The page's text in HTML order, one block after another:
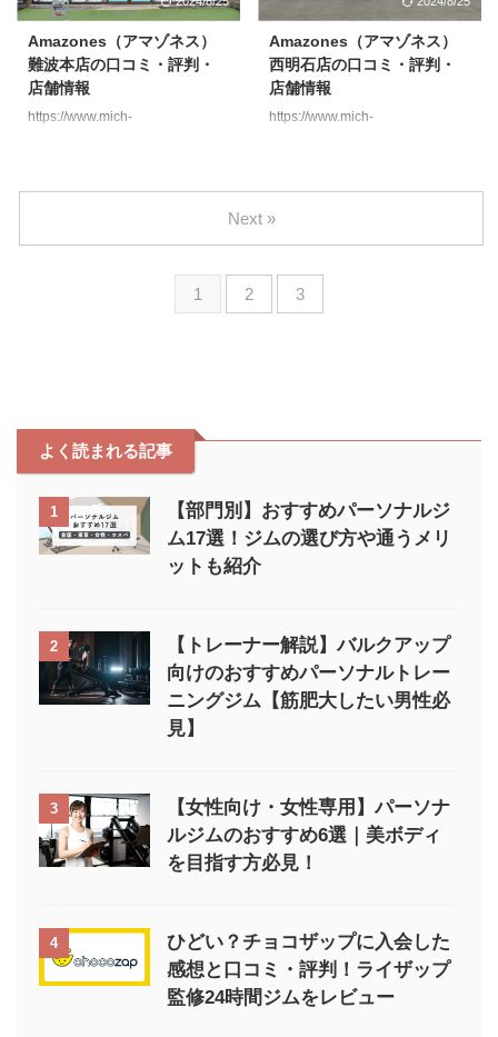
に1日2回通うのは可能です。 た
く、1日2回でも長期間継続でき
る肉体的・精神的な強度を持ち合
わせている方にのみ当てはまる話
です。 ボディメイクにおいては
島線［南林間駅］東口から徒歩5
く 営業時間 24時間営業 スタッフ
在籍：月・火・木・金・土：
11〜20時 電話番号 046-277-
5507 設備 更衣室・ロッカー：あ
Amazones（アマゾネス）
難波本店の口コミ・評判・
店舗情報
https://www.mich-
アクセス 阪神なんば線「千鳥橋
駅」徒歩2分 四貫島商店街本通り
入ってすぐ 営業時間 24時間営業
スタッフ在籍：月・火・木・金・
判 トレーナーが親切 ...
Amazones（アマゾネス）
西明石店の口コミ・評判・
店舗情報
https://www.mich-
592‐4 アクセス 国道2号線沿いや
よい軒西明石店隣 JR西明石駅か
ら車で6分(1.8km) JR大久保駅か
ら車で5分(1.5km) 営業時間 24時
間営業 スタッフ在籍：月・火・
1 2 3
Next »
よく読まれる記事
1
【部門別】おすすめパーソナルジ
ム17選！ジムの選び方や通うメリ
ットも紹介
2
【トレーナー解説】バルクアップ
向けのおすすめパーソナルトレー
ニングジム【筋肥大したい男性必
見】
3
【女性向け・女性専用】パーソナ
ルジムのおすすめ6選｜美ボディ
を目指す方必見！
4
ひどい？チョコザップに入会した
感想と口コミ・評判！ライザップ
監修24時間ジムをレビュー